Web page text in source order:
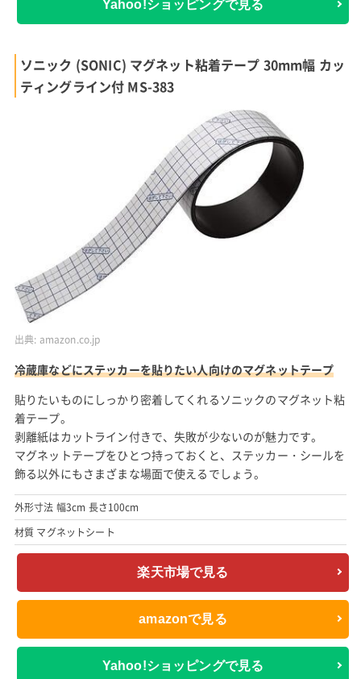
Yahoo!ショッピングで見る
ソニック (SONIC) マグネット粘着テープ 30mm幅 カッ
ティングライン付 MS-383
出典: amazon.co.jp
冷蔵庫などにステッカーを貼りたい人向けのマグネットテープ
貼りたいものにしっかり密着してくれるソニックのマグネット粘
着テープ。
剥離紙はカットライン付きで、失敗が少ないのが魅力です。
マグネットテープをひとつ持っておくと、ステッカー・シールを
飾る以外にもさまざまな場面で使えるでしょう。
外形寸法 幅3cm 長さ100cm
材質 マグネットシート
楽天市場で見る
amazonで見る
Yahoo!ショッピングで見る